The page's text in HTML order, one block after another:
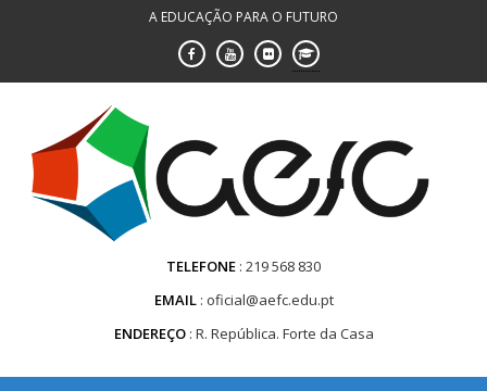
A EDUCAÇÃO PARA O FUTURO
TELEFONE 219 568 830
EMAIL oficial@aefc.edu.pt
ENDEREÇO R. República. Forte da Casa